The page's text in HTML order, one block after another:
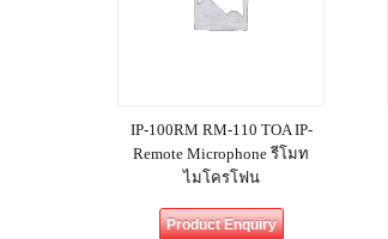
IP-100RM RM-110 TOA IP-
Remote Microphone รีโมท
ไมโครโฟน
Product Enquiry